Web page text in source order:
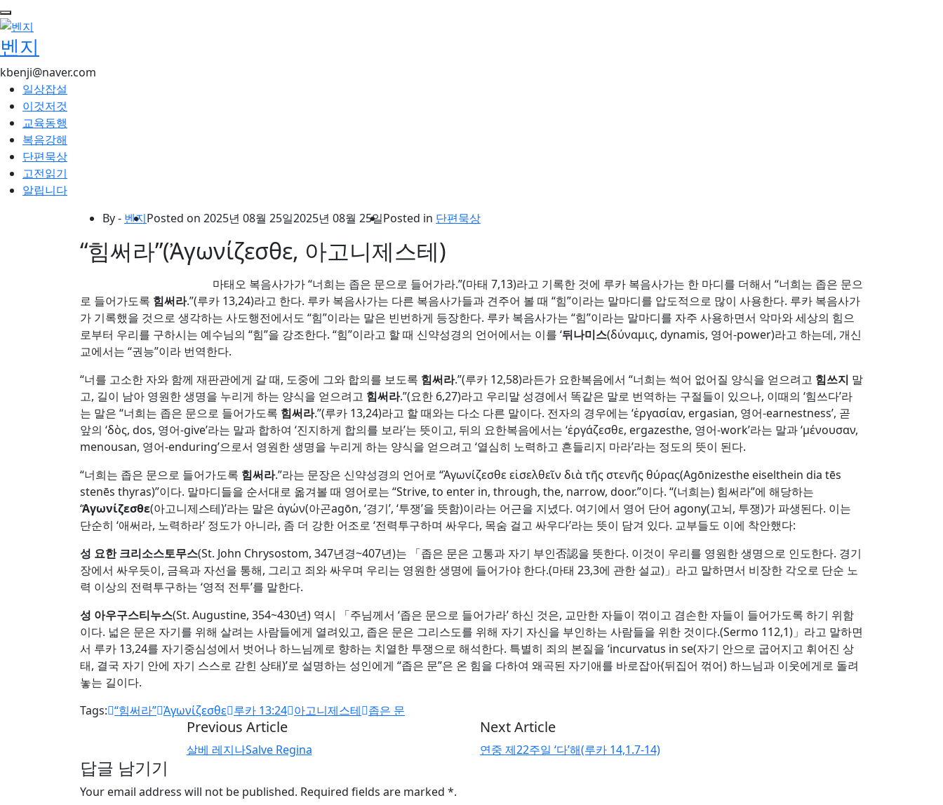
콘
텐
츠
로
건
너
뛰
기
벤지
kbenji@naver.com
일상잡설
이것저것
교육동행
복음강해
단편묵상
고전읽기
알립니다
By - 벤지Posted on 2025년 08월 25일2025년 08월 25일Posted in 단편묵상
“힘써라”(Ἀγωνίζεσθε, 아고니제스테)
마태오 복음사가가 “너희는 좁은 문으로 들어가라.”(마태 7,13)라고 기록한 것에 루카 복음사가는 한 마디를 더해서 “너희는 좁은 문으
로 들어가도록 힘써라.”(루카 13,24)라고 한다. 루카 복음사가는 다른 복음사가들과 견주어 볼 때 “힘”이라는 말마디를 압도적으로 많이 사용한다. 루카 복음사가
가 기록했을 것으로 생각하는 사도행전에서도 “힘”이라는 말은 빈번하게 등장한다. 루카 복음사가는 “힘”이라는 말마디를 자주 사용하면서 악마와 세상의 힘으
로부터 우리를 구하시는 예수님의 “힘”을 강조한다. “힘”이라고 할 때 신약성경의 언어에서는 이를 ‘뒤나미스(δύναμις, dynamis, 영어-power)라고 하는데, 개신
교에서는 “권능”이라 번역한다.
“너를 고소한 자와 함께 재판관에게 갈 때, 도중에 그와 합의를 보도록 힘써라.”(루카 12,58)라든가 요한복음에서 “너희는 썩어 없어질 양식을 얻으려고 힘쓰지 말
고, 길이 남아 영원한 생명을 누리게 하는 양식을 얻으려고 힘써라.”(요한 6,27)라고 우리말 성경에서 똑같은 말로 번역하는 구절들이 있으나, 이때의 ‘힘쓰다’라
는 말은 “너희는 좁은 문으로 들어가도록 힘써라.”(루카 13,24)라고 할 때와는 다소 다른 말이다. 전자의 경우에는 ‘ἐργασίαν, ergasian, 영어-earnestness’, 곧
앞의 ‘δὸς, dos, 영어-give’라는 말과 합하여 ‘진지하게 합의를 보라’는 뜻이고, 뒤의 요한복음에서는 ‘ἐργάζεσθε, ergazesthe, 영어-work’라는 말과 ‘μένουσαν,
menousan, 영어-enduring’으로서 영원한 생명을 누리게 하는 양식을 얻으려고 ‘열심히 노력하고 흔들리지 마라’라는 정도의 뜻이 된다.
“너희는 좁은 문으로 들어가도록 힘써라.”라는 문장은 신약성경의 언어로 “Ἀγωνίζεσθε εἰσελθεῖν διὰ τῆς στενῆς θύρας(Agōnizesthe eiselthein dia tēs
stenēs thyras)”이다. 말마디들을 순서대로 옮겨볼 때 영어로는 “Strive, to enter in, through, the, narrow, door.”이다. “(너희는) 힘써라”에 해당하는
‘Ἀγωνίζεσθε(아고니제스테)’라는 말은 ἀγών(아곤agōn, ‘경기’, ‘투쟁’을 뜻함)이라는 어근을 지녔다. 여기에서 영어 단어 agony(고뇌, 투쟁)가 파생된다. 이는
단순히 ‘애써라, 노력하라’ 정도가 아니라, 좀 더 강한 어조로 ‘전력투구하며 싸우다, 목숨 걸고 싸우다’라는 뜻이 담겨 있다. 교부들도 이에 착안했다:
성 요한 크리소스토무스(St. John Chrysostom, 347년경~407년)는 「좁은 문은 고통과 자기 부인否認을 뜻한다. 이것이 우리를 영원한 생명으로 인도한다. 경기
장에서 싸우듯이, 금욕과 자선을 통해, 그리고 죄와 싸우며 우리는 영원한 생명에 들어가야 한다.(마태 23,3에 관한 설교)」라고 말하면서 비장한 각오로 단순 노
력 이상의 전력투구하는 ‘영적 전투’를 말한다.
성 아우구스티누스(St. Augustine, 354~430년) 역시 「주님께서 ‘좁은 문으로 들어가라’ 하신 것은, 교만한 자들이 꺾이고 겸손한 자들이 들어가도록 하기 위함
이다. 넓은 문은 자기를 위해 살려는 사람들에게 열려있고, 좁은 문은 그리스도를 위해 자기 자신을 부인하는 사람들을 위한 것이다.(Sermo 112,1)」라고 말하면
서 루카 13,24를 자기중심성에서 벗어나 하느님께로 향하는 치열한 투쟁으로 해석한다. 특별히 죄의 본질을 ‘incurvatus in se(자기 안으로 굽어지고 휘어진 상
태, 결국 자기 안에 자기 스스로 갇힌 상태)’로 설명하는 성인에게 “좁은 문”은 온 힘을 다하여 왜곡된 자기애를 바로잡아(뒤집어 꺾어) 하느님과 이웃에게로 돌려
놓는 길이다.
Tags: “힘써라” Ἀγωνίζεσθε 루카 13:24 아고니제스테 좁은 문
Previous Article
살베 레지나Salve Regina
Next Article
연중 제22주일 ‘다’해(루카 14,1.7-14)
답글 남기기
Your email address will not be published. Required fields are marked *.